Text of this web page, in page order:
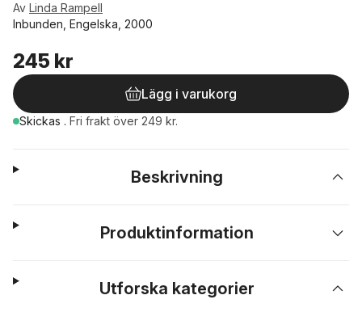
Av Linda Rampell
Inbunden, Engelska, 2000
245 kr
Lägg i varukorg
Skickas . Fri frakt över 249 kr.
Beskrivning
Produktinformation
Utforska kategorier